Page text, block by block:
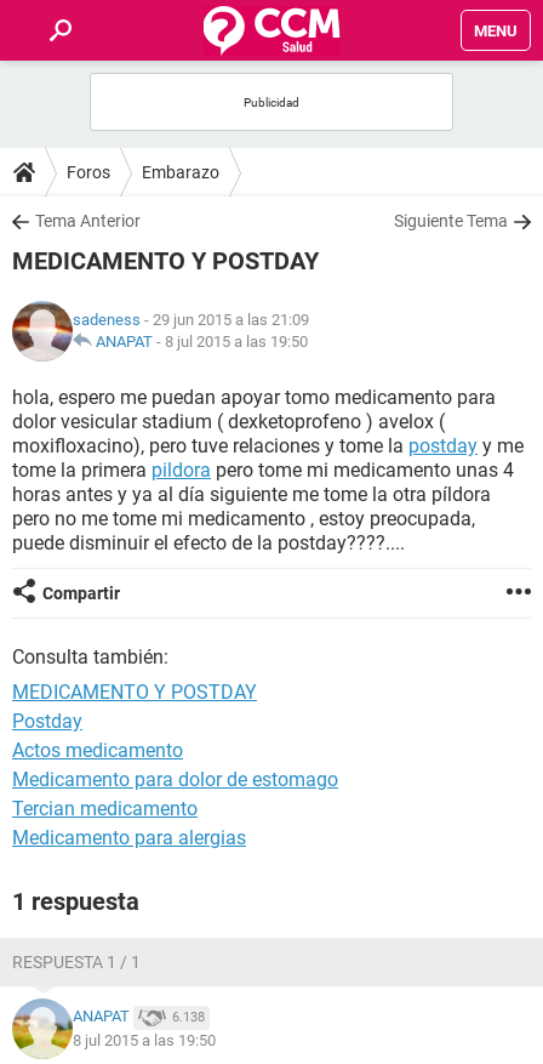
MENU
FOROS
SALUD
NUTRICIÓN
BIENESTAR
SEXUALIDAD
GLOSARIO
Foros Embarazo
Tema Anterior Siguiente Tema
MEDICAMENTO Y POSTDAY
sadeness - 29 jun 2015 a las 21:09
ANAPAT - 8 jul 2015 a las 19:50
hola, espero me puedan apoyar tomo medicamento para
dolor vesicular stadium ( dexketoprofeno ) avelox (
moxifloxacino), pero tuve relaciones y tome la postday y me
tome la primera pildora pero tome mi medicamento unas 4
horas antes y ya al día siguiente me tome la otra píldora
pero no me tome mi medicamento , estoy preocupada,
puede disminuir el efecto de la postday????....
Compartir
Consulta también:
MEDICAMENTO Y POSTDAY
Postday
Actos medicamento
Medicamento para dolor de estomago
Tercian medicamento
Medicamento para alergias
1 respuesta
RESPUESTA 1 / 1
ANAPAT 6.138
8 jul 2015 a las 19:50